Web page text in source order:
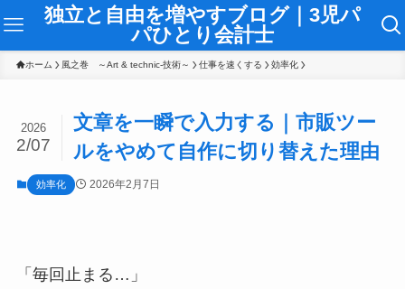
独立と自由を増やすブログ｜3児パ
パひとり会計士
ホーム 風之巻 ～Art & technic-技術～ 仕事を速くする 効率化
文章を一瞬で入力する｜市販ツー
ルをやめて自作に切り替えた理由
2026
2/07
効率化 2026年2月7日
「毎回止まる…」